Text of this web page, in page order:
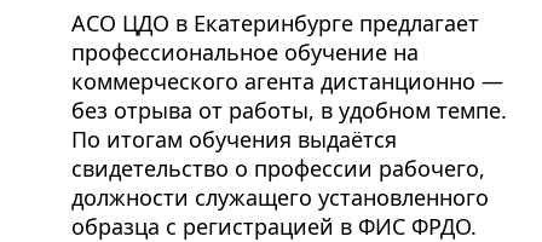
АСО ЦДО в Екатеринбурге предлагает
профессиональное обучение на
коммерческого агента дистанционно —
без отрыва от работы, в удобном темпе.
По итогам обучения выдаётся
свидетельство о профессии рабочего,
должности служащего установленного
образца с регистрацией в ФИС ФРДО.